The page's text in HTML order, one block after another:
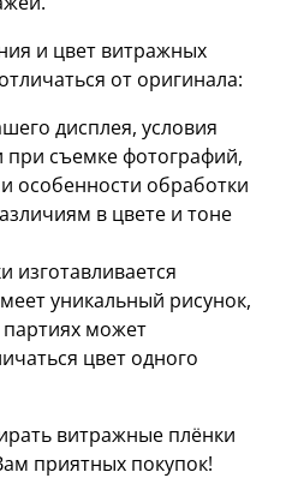
и цвет витражных
от оригинала:
дисплея, условия
съемке фотографий,
особенности обработки
в цвете и тоне
изготавливается
уникальный рисунок,
может
цвет одного
витражные плёнки
приятных покупок!